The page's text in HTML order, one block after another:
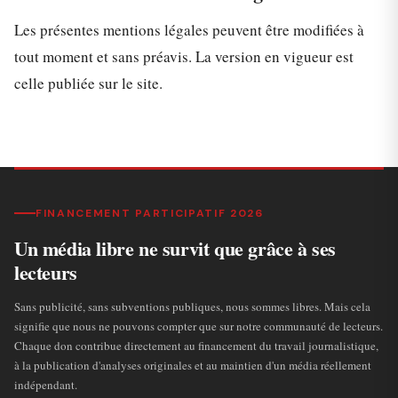
Les présentes mentions légales peuvent être modifiées à
tout moment et sans préavis. La version en vigueur est
celle publiée sur le site.
FINANCEMENT PARTICIPATIF 2026
Un média libre ne survit que grâce à ses
lecteurs
Sans publicité, sans subventions publiques, nous sommes libres. Mais cela
signifie que nous ne pouvons compter que sur notre communauté de lecteurs.
Chaque don contribue directement au financement du travail journalistique,
à la publication d'analyses originales et au maintien d'un média réellement
indépendant.